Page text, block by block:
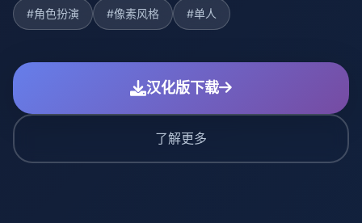
#角色扮演 #像素风格 #单人
汉化版下载
了解更多